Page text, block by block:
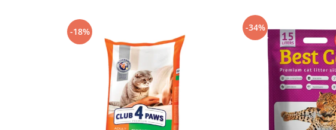
-18% -34%